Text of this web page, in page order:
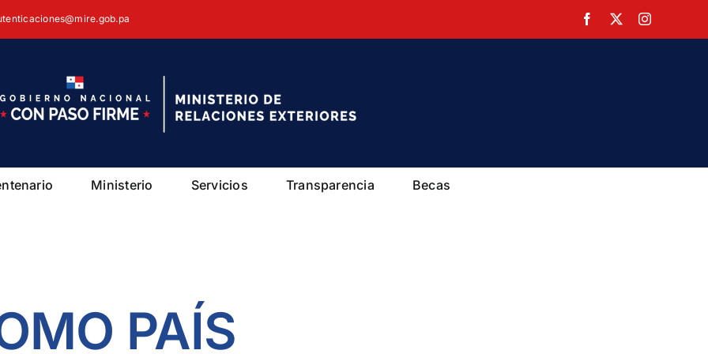
Facebook
X Instagram
Ministerio Servicios Transparencia Becas
PAÍS